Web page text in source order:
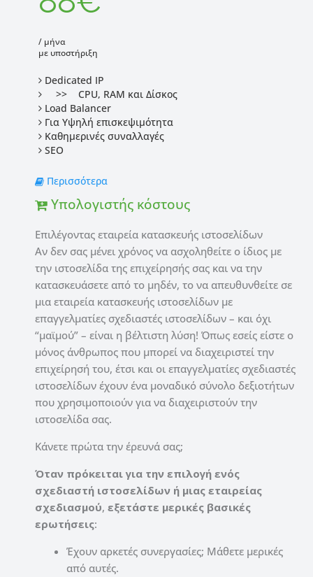
/ μήνα
με υποστήριξη
Dedicated IP
>> CPU, RAM και Δίσκος
Load Balancer
Για Υψηλή επισκεψιμότητα
Καθημερινές συναλλαγές
SEO
Περισσότερα
Υπολογιστής κόστους
Επιλέγοντας εταιρεία κατασκευής ιστοσελίδων
Αν δεν σας μένει χρόνος να ασχοληθείτε ο ίδιος με
την ιστοσελίδα της επιχείρησής σας και να την
κατασκευάσετε από το μηδέν, το να απευθυνθείτε σε
μια εταιρεία κατασκευής ιστοσελίδων με
επαγγελματίες σχεδιαστές ιστοσελίδων – και όχι
“μαϊμού” – είναι η βέλτιστη λύση! Όπως εσείς είστε ο
μόνος άνθρωπος που μπορεί να διαχειριστεί την
επιχείρησή του, έτσι και οι επαγγελματίες σχεδιαστές
ιστοσελίδων έχουν ένα μοναδικό σύνολο δεξιοτήτων
που χρησιμοποιούν για να διαχειριστούν την
ιστοσελίδα σας.
Κάνετε πρώτα την έρευνά σας;
Όταν πρόκειται για την επιλογή ενός
σχεδιαστή ιστοσελίδων ή μιας εταιρείας
σχεδιασμού, εξετάστε μερικές βασικές
ερωτήσεις:
Έχουν αρκετές συνεργασίες; Μάθετε μερικές
από αυτές.